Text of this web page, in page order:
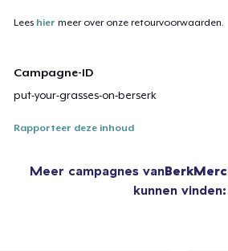
Lees hier meer over onze retourvoorwaarden.
Campagne-ID
put-your-grasses-on-berserk
Rapporteer deze inhoud
Meer campagnes van
kunnen vinden: